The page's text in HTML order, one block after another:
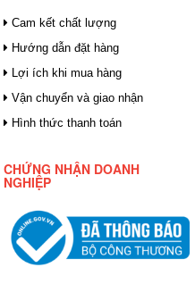
Cam kết chất lượng
Hướng dẫn đặt hàng
Lợi ích khi mua hàng
Vận chuyển và giao nhận
Hình thức thanh toán
CHỨNG NHẬN DOANH
NGHIỆP